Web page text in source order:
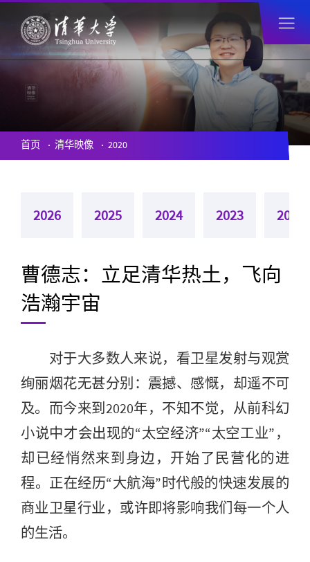
曹德志：立足清华热土，飞向
浩瀚宇宙
首页 清华映像 2020
2026 2025 2024 2023 2022
对于大多数人来说，看卫星发射与观赏
绚丽烟花无甚分别：震撼、感慨，却遥不可
及。而今来到2020年，不知不觉，从前科幻
小说中才会出现的“太空经济”“太空工业”，
却已经悄然来到身边，开始了民营化的进
程。正在经历“大航海”时代般的快速发展的
商业卫星行业，或许即将影响我们每一个人
的生活。